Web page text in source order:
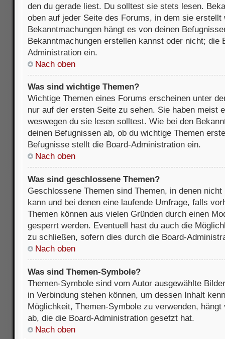
den du gerade liest. Du solltest sie stets lesen.
oben auf jeder Seite des Forums, in dem sie erstellt
Bekanntmachungen hängt es von deinen
Bekanntmachungen erstellen kannst oder nicht; die
Administration ein.
Nach oben
Was sind wichtige Themen?
Wichtige Themen eines Forums erscheinen unter
nur auf der ersten Seite zu sehen. Sie haben meist
weswegen du sie lesen solltest. Wie bei den
deinen Befugnissen ab, ob du wichtige Themen
Befugnisse stellt die Board-Administration ein.
Nach oben
Was sind geschlossene Themen?
Geschlossene Themen sind Themen, in denen
kann und bei denen eine laufende Umfrage, falls
Themen können aus vielen Gründen durch einen
gesperrt werden. Eventuell hast du auch die
zu schließen, sofern dies durch die Board-
Nach oben
Was sind Themen-Symbole?
Themen-Symbole sind vom Autor ausgewählte
in Verbindung stehen können, um dessen Inhalt
Möglichkeit, Themen-Symbole zu verwenden,
ab, die die Board-Administration gesetzt hat.
Nach oben